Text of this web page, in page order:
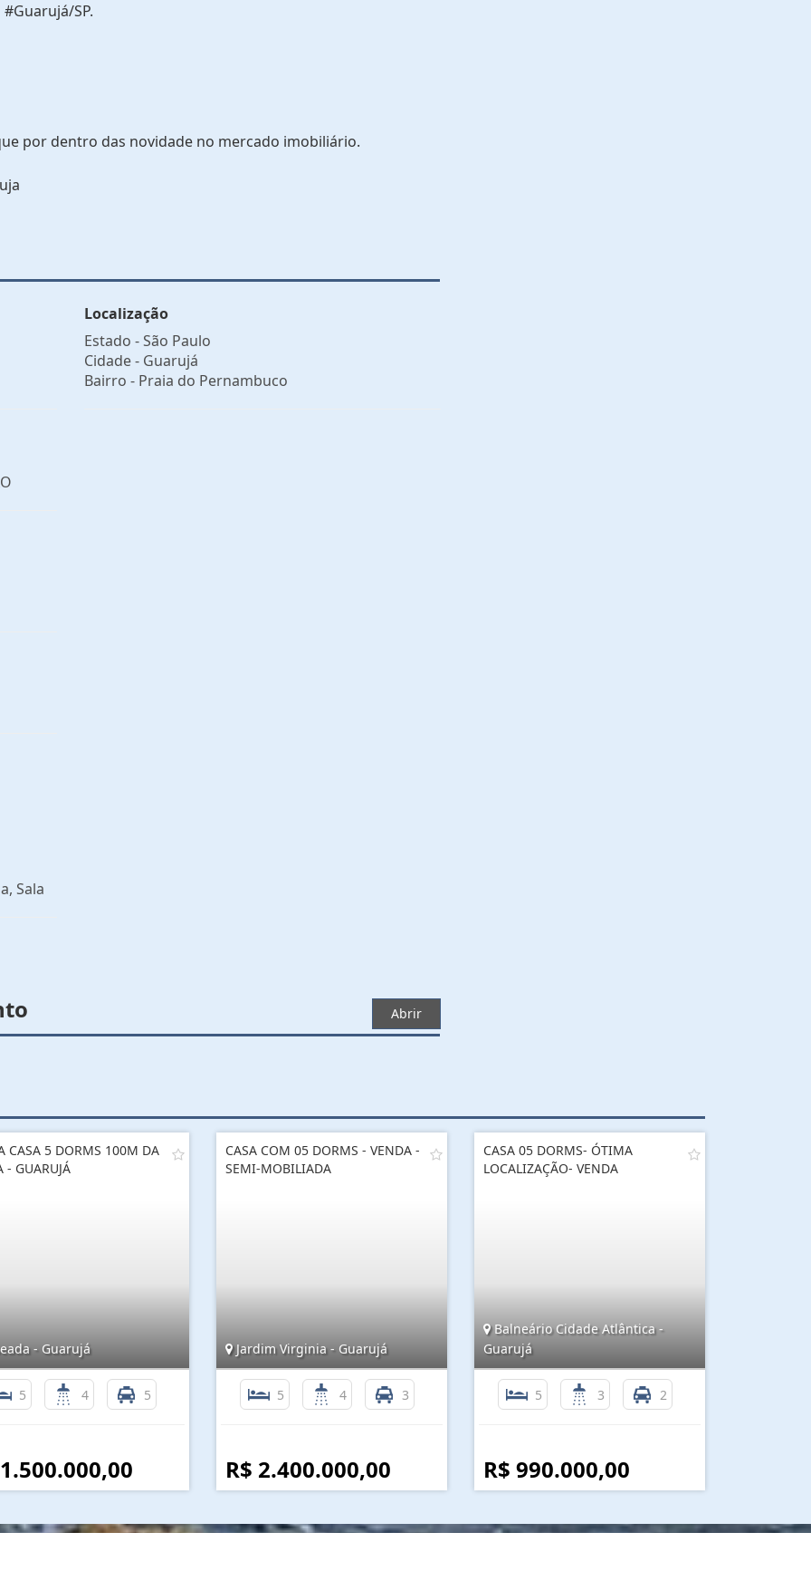
SP.
por dentro das novidade no mercado imobiliário.
Sala
Localização
Estado -São Paulo
Cidade - Guarujá
Bairro - Praia do Pernambuco
Abrir
CASA 5 DORMS 100M DA
- GUARUJÁ
- Guarujá
5 4 5
CASA COM 05 DORMS - VENDA -
SEMI-MOBILIADA
Jardim Virginia - Guarujá
5 4 3
R$ 2.400.000,00
CASA 05 DORMS- ÓTIMA
LOCALIZAÇÃO- VENDA
Balneário Cidade Atlântica -
Guarujá
5 3 2
R$ 990.000,00